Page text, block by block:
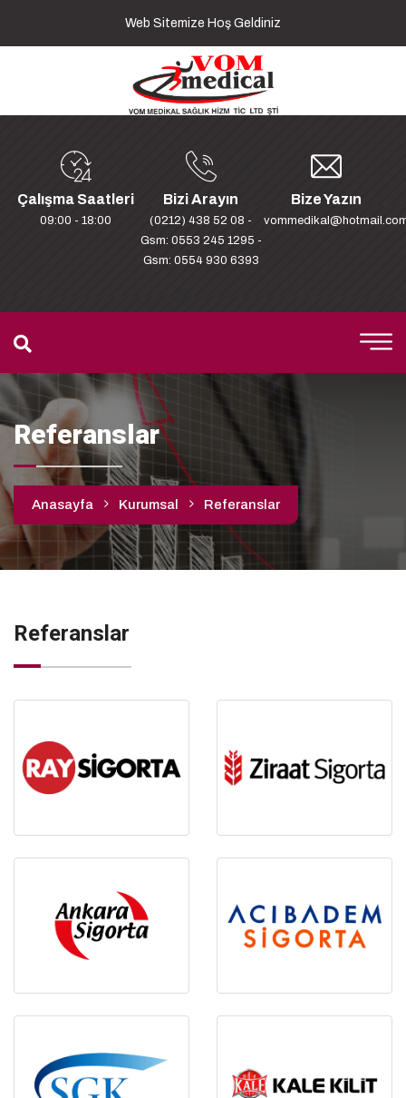
Web Sitemize Hoş Geldiniz
Çalışma Saatleri
09:00 - 18:00
Bizi Arayın
(0212) 438 52 08 -
Gsm: 0553 245 1295 -
Gsm: 0554 930 6393
Bize Yazın
Referanslar
Anasayfa Kurumsal Referanslar
Referanslar